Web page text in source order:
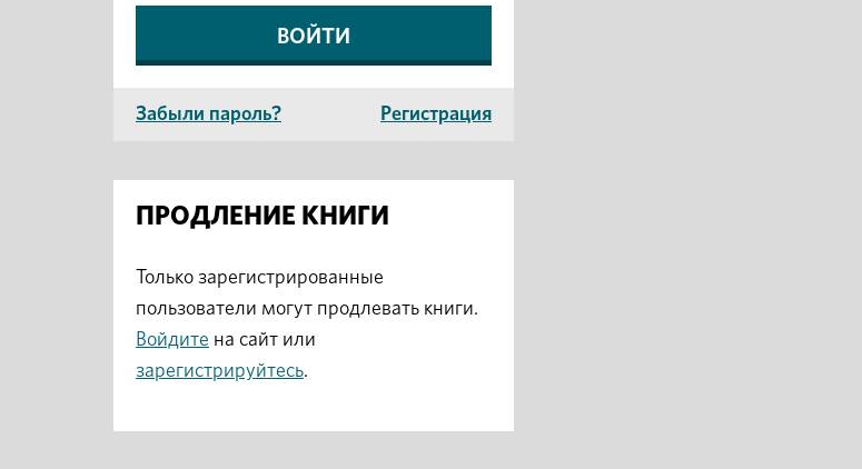
Забыли пароль? Регистрация
ПРОДЛЕНИЕ КНИГИ
Только зарегистрированные
пользователи могут продлевать книги.
Войдите на сайт или
зарегистрируйтесь.